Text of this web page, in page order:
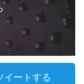
イートする